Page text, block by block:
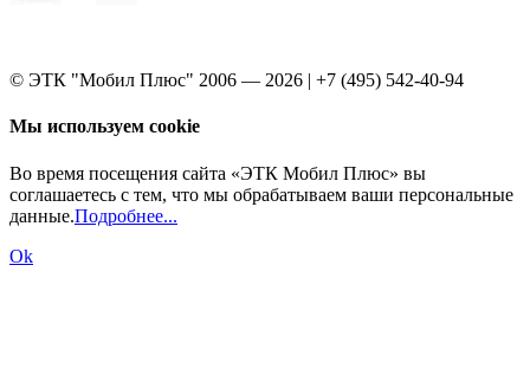
© ЭТК "Мобил Плюс" 2006 — 2026 | +7 (495) 542-40-94
Мы используем cookie
Во время посещения сайта «ЭТК Мобил Плюс» вы
соглашаетесь с тем, что мы обрабатываем ваши персональные
данные.Подробнее...
Ok